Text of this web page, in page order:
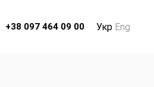
+38 097 464 09 00 Укр Eng